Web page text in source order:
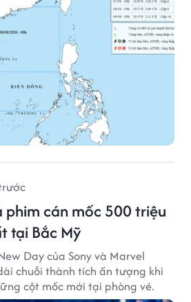
phim cán mốc 500 triệu
tại Bắc Mỹ
Day của Sony và Marvel
chuỗi thành tích ấn tượng khi
cột mốc mới tại phòng vé.